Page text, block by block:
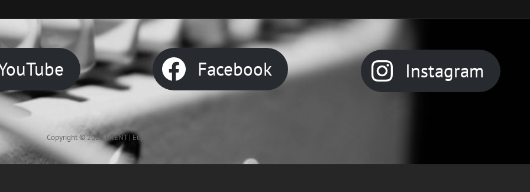
Facebook Instagram
Copyright © 2026 FRENT | Euphony By